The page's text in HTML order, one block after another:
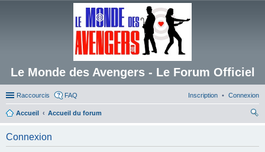
Le Monde des Avengers - Le Forum Officiel
Raccourcis FAQ Connexion
Inscription
Accueil
Accueil du forum
Connexion